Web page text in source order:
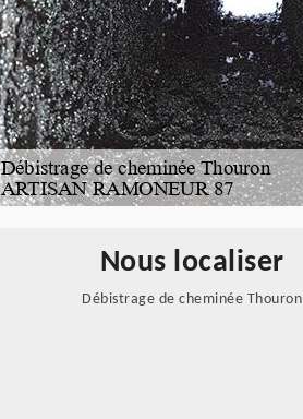
Nous localiser
Débistrage de cheminée Thouron